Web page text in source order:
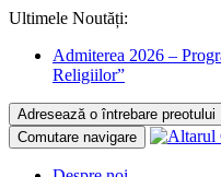
Ultimele Noutăți:
Admiterea 2026 –
Religiilor”
Adresează o întrebare preotului
Comutare navigare